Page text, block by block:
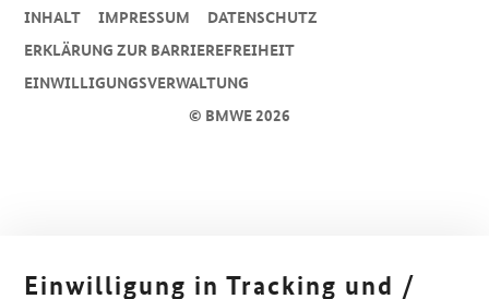
© BMWE 2026
INHALT IMPRESSUM
DA­TEN­SCHUTZ
ERKLÄRUNG ZUR BARRIEREFREIHEIT
EINWILLIGUNGSVERWALTUNG
Einwilligung in Tracking und /